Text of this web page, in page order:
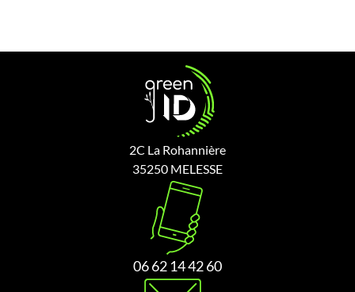
2C La Rohannière
35250 MELESSE
06 62 14 42 60